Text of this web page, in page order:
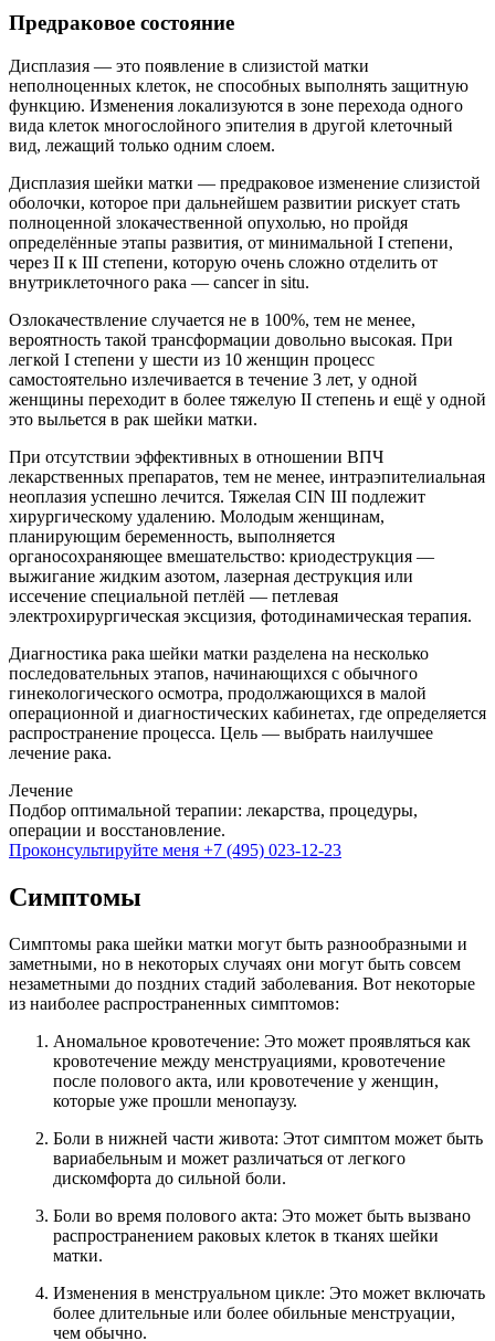
Предраковое состояние
Дисплазия — это появление в слизистой матки
неполноценных клеток, не способных выполнять защитную
функцию. Изменения локализуются в зоне перехода одного
вида клеток многослойного эпителия в другой клеточный
вид, лежащий только одним слоем.
Дисплазия шейки матки — предраковое изменение слизистой
оболочки, которое при дальнейшем развитии рискует стать
полноценной злокачественной опухолью, но пройдя
определённые этапы развития, от минимальной I степени,
через II к III степени, которую очень сложно отделить от
внутриклеточного рака — cancer in situ.
Озлокачествление случается не в 100%, тем не менее,
вероятность такой трансформации довольно высокая. При
легкой I степени у шести из 10 женщин процесс
самостоятельно излечивается в течение 3 лет, у одной
женщины переходит в более тяжелую II степень и ещё у одной
это выльется в рак шейки матки.
При отсутствии эффективных в отношении ВПЧ
лекарственных препаратов, тем не менее, интраэпителиальная
неоплазия успешно лечится. Тяжелая CIN III подлежит
хирургическому удалению. Молодым женщинам,
планирующим беременность, выполняется
органосохраняющее вмешательство: криодеструкция —
выжигание жидким азотом, лазерная деструкция или
иссечение специальной петлёй — петлевая
электрохирургическая эксцизия, фотодинамическая терапия.
Диагностика рака шейки матки разделена на несколько
последовательных этапов, начинающихся с обычного
гинекологического осмотра, продолжающихся в малой
операционной и диагностических кабинетах, где определяется
распространение процесса. Цель — выбрать наилучшее
лечение рака.
Лечение
Подбор оптимальной терапии: лекарства, процедуры,
операции и восстановление.
Проконсультируйте меня +7 (495) 023-12-23
Симптомы
Симптомы рака шейки матки могут быть разнообразными и
заметными, но в некоторых случаях они могут быть совсем
незаметными до поздних стадий заболевания. Вот некоторые
из наиболее распространенных симптомов:
Аномальное кровотечение: Это может проявляться как
кровотечение между менструациями, кровотечение
после полового акта, или кровотечение у женщин,
которые уже прошли менопаузу.
Боли в нижней части живота: Этот симптом может быть
вариабельным и может различаться от легкого
дискомфорта до сильной боли.
Боли во время полового акта: Это может быть вызвано
распространением раковых клеток в тканях шейки
матки.
Изменения в менструальном цикле: Это может включать
более длительные или более обильные менструации,
чем обычно.